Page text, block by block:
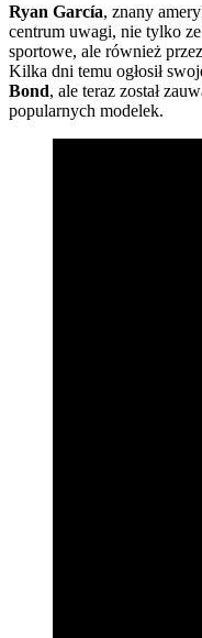
Ryan García, znany
centrum uwagi, nie tylko
sportowe, ale również
Kilka dni temu ogłosił
Bond, ale teraz został
popularnych modelek.